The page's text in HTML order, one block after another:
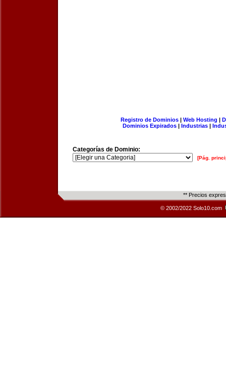
Registro de Dominios| Web Hosting |
Dominios Expirados | Industrias |
Categorías de Dominio:
[Pág.
** Precios
© 2002/2022 Solo10.com